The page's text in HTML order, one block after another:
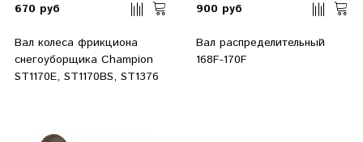
670 руб
Вал колеса фрикциона
снегоуборщика Champion
ST1170E, ST1170BS, ST1376
900 руб
Вал распределительный
168F-170F